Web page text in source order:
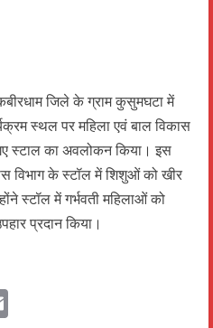
जिले के ग्राम कुसुमघटा में
स्थल पर महिला एवं बाल विकास
गए स्टाल का अवलोकन किया। इस
विभाग के स्टॉल में शिशुओं को खीर
स्टॉल में गर्भवती महिलाओं को
प्रदान किया।